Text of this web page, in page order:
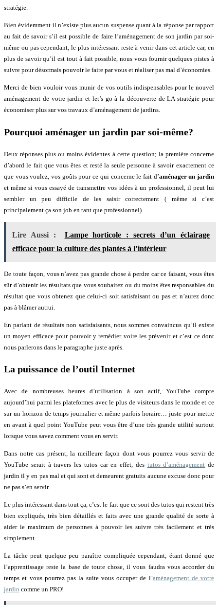
stratégie.
Bien évidemment il n’existe plus aucun suspense quant à la réponse par rapport
au fait de savoir s’il est possible de faire l’aménagement de son jardin par soi-
même ou pas cependant, le plus intéressant reste à venir dans cet article car, en
plus de savoir qu’il est tout à fait possible, nous vous fournir quelques pistes à
suivre pour désormais pouvoir le faire par vous et réaliser pas mal d’économies.
Merci de bien vouloir vous munir de vos outils indispensables pour le nouvel
aménagement de votre jardin et let’s go à la découverte de LA stratégie pour
économiser plus sur vos travaux d’aménagement de jardins.
Pourquoi aménager un jardin par soi-même?
Deux réponses plus ou moins évidentes à cette question; la première concerne
d’abord le fait que vous êtes et resté la seule personne à savoir exactement ce
que vous voulez, vos goûts pour ce qui concerne le fait d’aménager un jardin
et même si vous essayé de transmettre vos idées à un professionnel, il peut lui
sembler un peu difficile de les saisir correctement ( même si c’est
principalement ça son job en tant que professionnel).
Lire Aussi :
Lampe horticole : secrets d’un éclairage
efficace pour la culture des plantes à l’intérieur
De toute façon, vous n’avez pas grande chose à perdre car ce faisant, vous êtes
sûr d’obtenir les résultats que vous souhaitez ou du moins êtes responsables du
résultat que vous obtenez que celui-ci soit satisfaisant ou pas et n’aurez donc
pas à blâmer autrui.
En parlant de résultats non satisfaisants, nous sommes convaincus qu’il existe
un moyen efficace pour pouvoir y remédier voire les prévenir et c’est ce dont
nous parlerons dans le paragraphe juste après.
La puissance de l’outil Internet
Avec de nombreuses heures d’utilisation à son actif, YouTube compte
aujourd’hui parmi les plateformes avec le plus de visiteurs dans le monde et ce
sur un horizon de temps journalier et même parfois horaire… juste pour mettre
en avant à quel point YouTube peut vous être d’une très grande utilité surtout
lorsque vous savez comment vous en servir.
Dans notre cas présent, la meilleure façon dont vous pourrez vous servir de
YouTube serait à travers les tutos car en effet, des tutos d’aménagement de
jardin il y en pas mal et qui sont et demeurent gratuits aucune excuse donc pour
ne pas s’en servir.
Le plus intéressant dans tout ça, c’est le fait que ce sont des tutos qui restent très
bien expliqués, très bien détaillés et faits avec une grande qualité de sorte à
aider le maximum de personnes à pouvoir les suivre très facilement et très
simplement.
La tâche peut quelque peu paraître compliquée cependant, étant donné que
l’apprentissage reste la base de toute chose, il vous faudra vous accorder du
temps et vous pourrez pas la suite vous occuper de l’aménagement de votre
jardin comme un PRO!